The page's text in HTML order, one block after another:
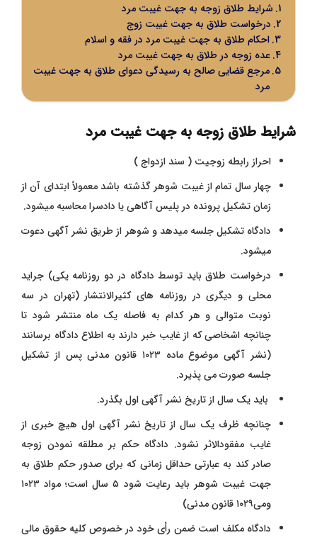
شرایط طلاق زوجه به جهت غیبت مرد
درخواست طلاق به جهت غیبت زوج
احکام طلاق به جهت غیبت مرد در فقه و اسلام
عده زوجه در طلاق به جهت غیبت مرد
مرجع قضایی صالح به رسیدگی دعوای طلاق به جهت غیبت
مرد
شرایط طلاق زوجه به جهت غیبت مرد
احراز رابطه زوجیت ( سند ازدواج )
چهار سال تمام از غیبت شوهر گذشته باشد معمولاً ابتدای آن از
زمان تشکیل پرونده در پلیس آگاهی یا دادسرا محاسبه میشود.
دادگاه تشکیل جلسه میدهد و شوهر از طریق نشر آگهی دعوت
میشود.
درخواست طلاق باید توسط دادگاه در دو روزنامه یکی) جراید
محلی و دیگری در روزنامه های کثیرالانتشار (تهران در سه
نوبت متوالی و هر کدام به فاصله یک ماه منتشر شود تا
چنانچه اشخاصی که از غایب خبر دارند به اطلاع دادگاه برسانند
(نشر آگهی موضوع ماده ۱۰۲۳ قانون مدنی پس از تشکیل
جلسه صورت می پذیرد.
باید یک سال از تاریخ نشر آگهی اول بگذرد.
چنانچه ظرف یک سال از تاریخ نشر آگهی اول هیچ خبری از
غایب مفقودالاثر نشود. دادگاه حکم بر مطلقه نمودن زوجه
صادر کند به عبارتی حداقل زمانی که برای صدور حکم طلاق به
جهت غیبت شوهر باید رعایت شود ۵ سال است؛ مواد ۱۰۲۳
ومی۱۰۲۹ قانون مدنی)
دادگاه مکلف است ضمن رأی خود در خصوص کلیه حقوق مالی